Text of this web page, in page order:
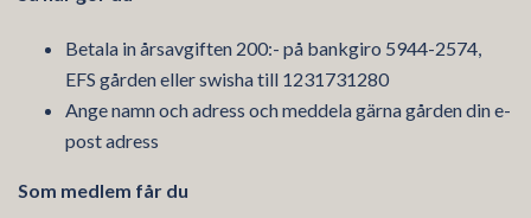
Betala in årsavgiften 200:- på bankgiro 5944-2574,
EFS gården eller swisha till 1231731280
Ange namn och adress och meddela gärna gården din e-
post adress
Som medlem får du